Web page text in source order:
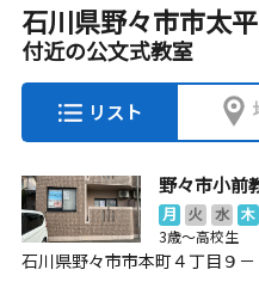
石川県野々市市太
付近の公文式教室
リスト
野々市小前
月 火 水 木
3歳～高校生
石川県野々市市本町４丁目９